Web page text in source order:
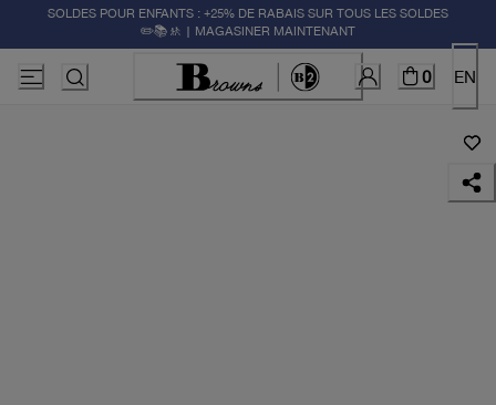
SOLDES POUR ENFANTS : +25% DE RABAIS SUR TOUS LES SOLDES
✏️📚🚸 | MAGASINER MAINTENANT
0 EN